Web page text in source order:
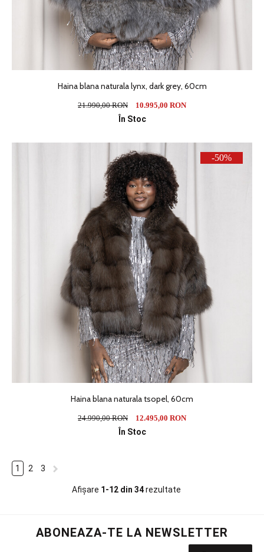
Haina blana naturala lynx, dark grey, 60cm
21.990,00 RON 10.995,00 RON
În Stoc
-50%
Haina blana naturala tsopel, 60cm
24.990,00 RON 12.495,00 RON
În Stoc
1 2 3
Afișare 1-12 din 34rezultate
ABONEAZA-TE LA NEWSLETTER